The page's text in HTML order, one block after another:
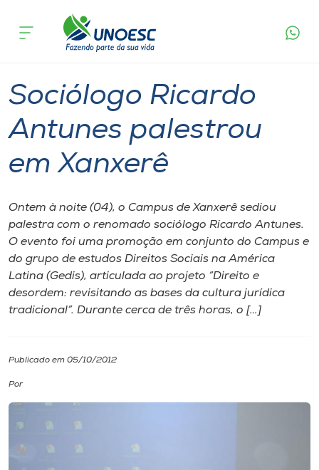
Cursos
Pesquisa
Atendimento ao Estudante
Portal de Ensino
A
Unoesc
Internacionalização
acontece
Sociólogo Ricardo
Antunes palestrou
em Xanxerê
Ontem à noite (04), o Campus de Xanxerê sediou
palestra com o renomado sociólogo Ricardo Antunes.
O evento foi uma promoção em conjunto do Campus e
do grupo de estudos Direitos Sociais na América
Latina (Gedis), articulada ao projeto “Direito e
desordem: revisitando as bases da cultura jurídica
tradicional”. Durante cerca de três horas, o […]
Publicado em 05/10/2012
Por